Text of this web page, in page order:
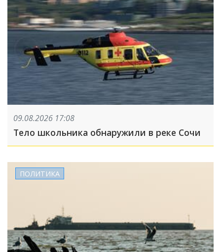
09.08.2026 17:08
Тело школьника обнаружили в реке Сочи
ПОЛИТИКА